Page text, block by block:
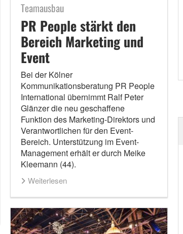
Teamausbau
PR People stärkt den
Bereich Marketing und
Event
Bei der Kölner
Kommunikationsberatung PR People
International übernimmt Ralf Peter
Glänzer die neu geschaffene
Funktion des Marketing-Direktors und
Verantwortlichen für den Event-
Bereich. Unterstützung im Event-
Management erhält er durch Meike
Kleemann (44).
Weiterlesen